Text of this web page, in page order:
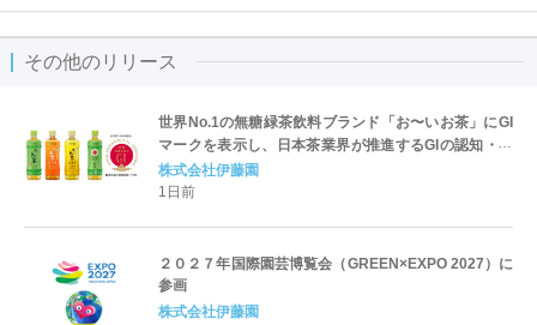
その他のリリース
世界No.1の無糖緑茶飲料ブランド「お〜いお茶」にGI
マークを表示し、日本茶業界が推進するGIの認知・理
解促進を後押し
株式会社伊藤園
1日前
２０２７年国際園芸博覧会（GREEN×EXPO 2027）に
参画
株式会社伊藤園